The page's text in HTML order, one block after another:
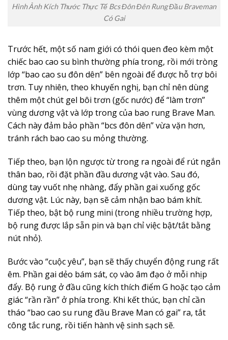
Hình Ảnh Kích Thước Thực Tế Bcs Đôn Đên Rung Đầu Braveman
Có Gai
Trước hết, một số nam giới có thói quen đeo kèm một
chiếc bao cao su bình thường phía trong, rồi mới tròng
lớp “bao cao su đôn dên” bên ngoài để được hỗ trợ bôi
trơn. Tuy nhiên, theo khuyến nghị, bạn chỉ nên dùng
thêm một chút gel bôi trơn (gốc nước) để “làm trơn”
vùng dương vật và lớp trong của bao rung Brave Man.
Cách này đảm bảo phần “bcs đôn dên” vừa vặn hơn,
tránh rách bao cao su mỏng thường.
Tiếp theo, bạn lộn ngược từ trong ra ngoài để rút ngắn
thân bao, rồi đặt phần đầu dương vật vào. Sau đó,
dùng tay vuốt nhẹ nhàng, đẩy phần gai xuống gốc
dương vật. Lúc này, bạn sẽ cảm nhận bao bám khít.
Tiếp theo, bật bộ rung mini (trong nhiều trường hợp,
bộ rung được lắp sẵn pin và bạn chỉ việc bật/tắt bằng
nút nhỏ).
Bước vào “cuộc yêu”, bạn sẽ thấy chuyển động rung rất
êm. Phần gai dẻo bám sát, cọ vào âm đạo ở mỗi nhịp
đẩy. Bộ rung ở đầu cũng kích thích điểm G hoặc tạo cảm
giác “rần rần” ở phía trong. Khi kết thúc, bạn chỉ cần
tháo “bao cao su rung đầu Brave Man có gai” ra, tắt
công tắc rung, rồi tiến hành vệ sinh sạch sẽ.